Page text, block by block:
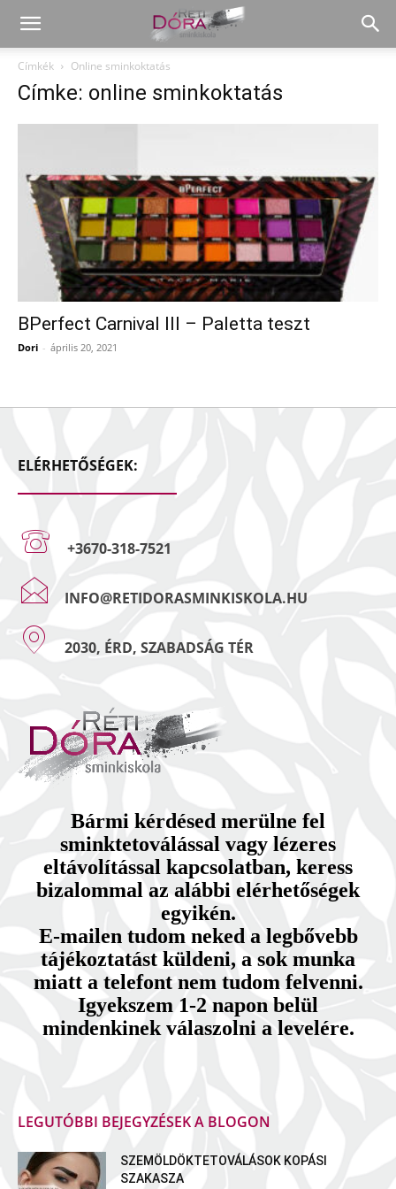
Címkék Online sminkoktatás
Címke: online sminkoktatás
BPerfect Carnival III – Paletta teszt
Dori - április 20, 2021
ELÉRHETŐSÉGEK:
+3670-318-7521
INFO@RETIDORASMINKISKOLA.HU
2030, ÉRD, SZABADSÁG TÉR
Bármi kérdésed merülne fel
sminktetoválással vagy lézeres
eltávolítással kapcsolatban, keress
bizalommal az alábbi elérhetőségek
egyikén.
E-mailen tudom neked a legbővebb
tájékoztatást küldeni, a sok munka
miatt a telefont nem tudom felvenni.
Igyekszem 1-2 napon belül
mindenkinek válaszolni a levelére.
LEGUTÓBBI BEJEGYZÉSEK A BLOGON
SZEMÖLDÖKTETOVÁLÁSOK KOPÁSI
SZAKASZA